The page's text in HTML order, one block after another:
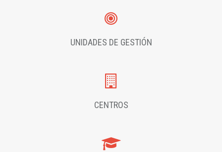
UNIDADES DE GESTIÓN
CENTROS